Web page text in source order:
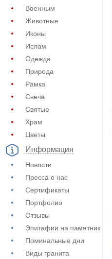
Военным
Животные
Иконы
Ислам
Одежда
Природа
Рамка
Свеча
Святые
Храм
Цветы
Информация
Новости
Пресса о нас
Сертификаты
Портфолио
Отзывы
Эпитафии на памятник
Поминальные дни
Виды гранита